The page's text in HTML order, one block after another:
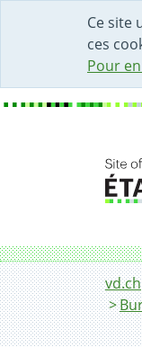
Ce site
ces
Pour
Fil
vd.ch